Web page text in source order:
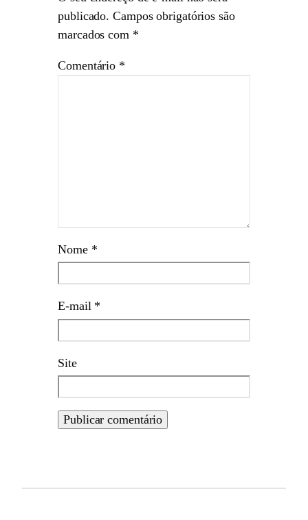
publicado. Campos obrigatórios são
marcados com *
Comentário *
Nome *
E-mail *
Site